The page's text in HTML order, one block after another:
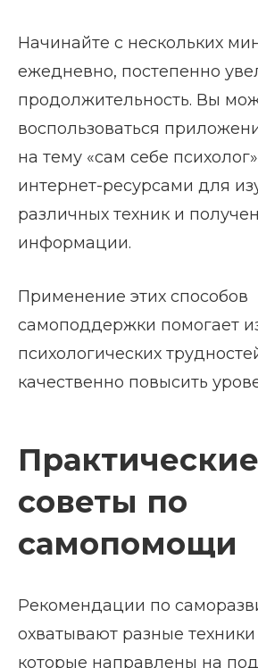
Начинайте с нескольких
ежедневно, постепенно
продолжительность. Вы
воспользоваться
на тему «сам себе
интернет-ресурсами для
различных техник и
информации.
Применение этих способов
самоподдержки помогает
психологических
качественно повысить
Практические
советы по
самопомощи
Рекомендации по
охватывают разные
которые направлены на